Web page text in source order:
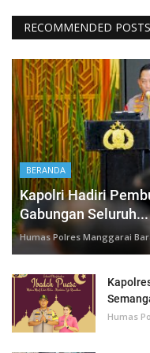
RECOMMENDED POSTS
BERANDA
Kapolri Hadiri
Gabungan Seluruh...
Humas Polres Manggarai
Humas